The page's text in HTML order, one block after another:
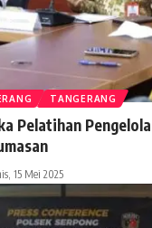
TANGERANG
Pelatihan
15 Mei 2025